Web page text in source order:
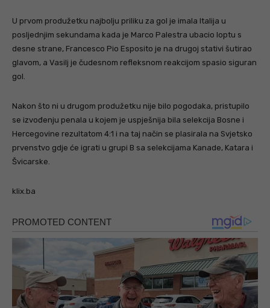
U prvom produžetku najbolju priliku za gol je imala Italija u
posljednjim sekundama kada je Marco Palestra ubacio loptu s
desne strane, Francesco Pio Esposito je na drugoj stativi šutirao
glavom, a Vasilj je čudesnom refleksnom reakcijom spasio siguran
gol.
Nakon što ni u drugom produžetku nije bilo pogodaka, pristupilo
se izvođenju penala u kojem je uspješnija bila selekcija Bosne i
Hercegovine rezultatom 4:1 i na taj način se plasirala na Svjetsko
prvenstvo gdje će igrati u grupi B sa selekcijama Kanade, Katara i
Švicarske.
klix.ba